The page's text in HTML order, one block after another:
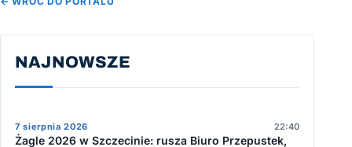
NAJNOWSZE
7 sierpnia 2026 22:40
Żagle 2026 w Szczecinie: rusza Biuro Przepustek,